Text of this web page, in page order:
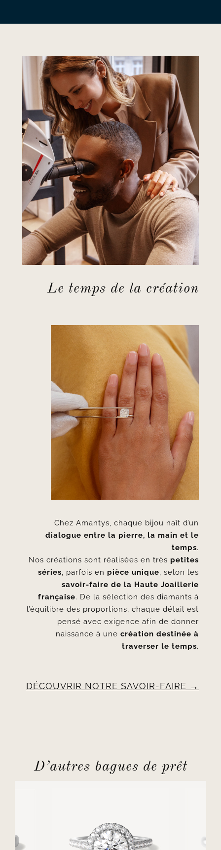
Le temps de la création
Chez Amantys, chaque bijou naît d’un
dialogue entre la pierre, la main et le
temps.
Nos créations sont réalisées en très petites
séries, parfois en pièce unique, selon les
savoir-faire de la Haute Joaillerie
française. De la sélection des diamants à
l’équilibre des proportions, chaque détail est
pensé avec exigence afin de donner
naissance à unecréation destinée à
traverser le temps.
DÉCOUVRIR NOTRE SAVOIR-FAIRE
D’autres bagues de prêt